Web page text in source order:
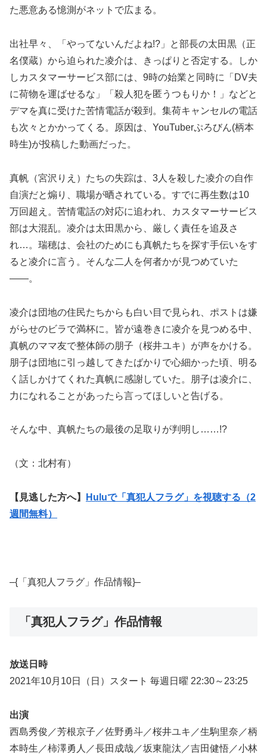
た悪意ある憶測がネットで広まる。
出社早々、「やってないんだよね!?」と部長の太田黒（正
名僕蔵）から迫られた凌介は、きっぱりと否定する。しか
しカスタマーサービス部には、9時の始業と同時に「DV夫
に荷物を運ばせるな」「殺人犯を匿うつもりか！」などと
デマを真に受けた苦情電話が殺到。集荷キャンセルの電話
も次々とかかってくる。原因は、YouTuberぷろびん(柄本
時生)が投稿した動画だった。
真帆（宮沢りえ）たちの失踪は、3人を殺した凌介の自作
自演だと煽り、職場が晒されている。すでに再生数は10
万回超え。苦情電話の対応に追われ、カスタマーサービス
部は大混乱。凌介は太田黒から、厳しく責任を追及さ
れ…。瑞穂は、会社のためにも真帆たちを探す手伝いをす
ると凌介に言う。そんな二人を何者かが見つめていた
――。
凌介は団地の住民たちからも白い目で見られ、ポストは嫌
がらせのビラで満杯に。皆が遠巻きに凌介を見つめる中、
真帆のママ友で整体師の朋子（桜井ユキ）が声をかける。
朋子は団地に引っ越してきたばかりで心細かった頃、明る
く話しかけてくれた真帆に感謝していた。朋子は凌介に、
力になれることがあったら言ってほしいと告げる。
そんな中、真帆たちの最後の足取りが判明し……!?
（文：北村有）
【見逃した方へ】
Huluで「真犯人フラグ」を視聴する（2
週間無料）
–{「真犯人フラグ」作品情報}–
「真犯人フラグ」作品情報
放送日時
2021年10月10日（日）スタート 毎週日曜 22:30～23:25
出演
西島秀俊／芳根京子／佐野勇斗／桜井ユキ／生駒里奈／柄
本時生／柿澤勇人／長田成哉／坂東龍汰／吉田健悟／小林